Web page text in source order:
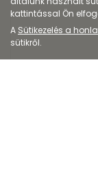
kattintással Ön
A Sütikezelés a
sütikről.